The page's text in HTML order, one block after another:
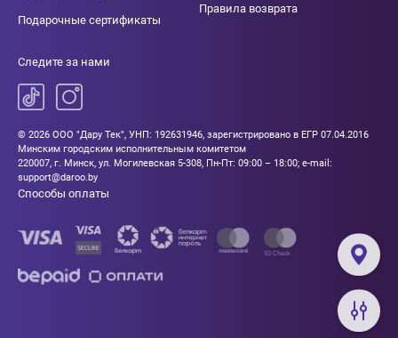
Подарочные сертификаты
Правила возврата
Следите за нами
© 2026 ООО "Дару Тек", УНП: 192631946, зарегистрировано в ЕГР 07.04.2016
Минским городским исполнительным комитетом
220007, г. Минск, ул. Могилевская 5-308, Пн-Пт: 09:00 – 18:00; e-mail:
support@daroo.by
Способы оплаты